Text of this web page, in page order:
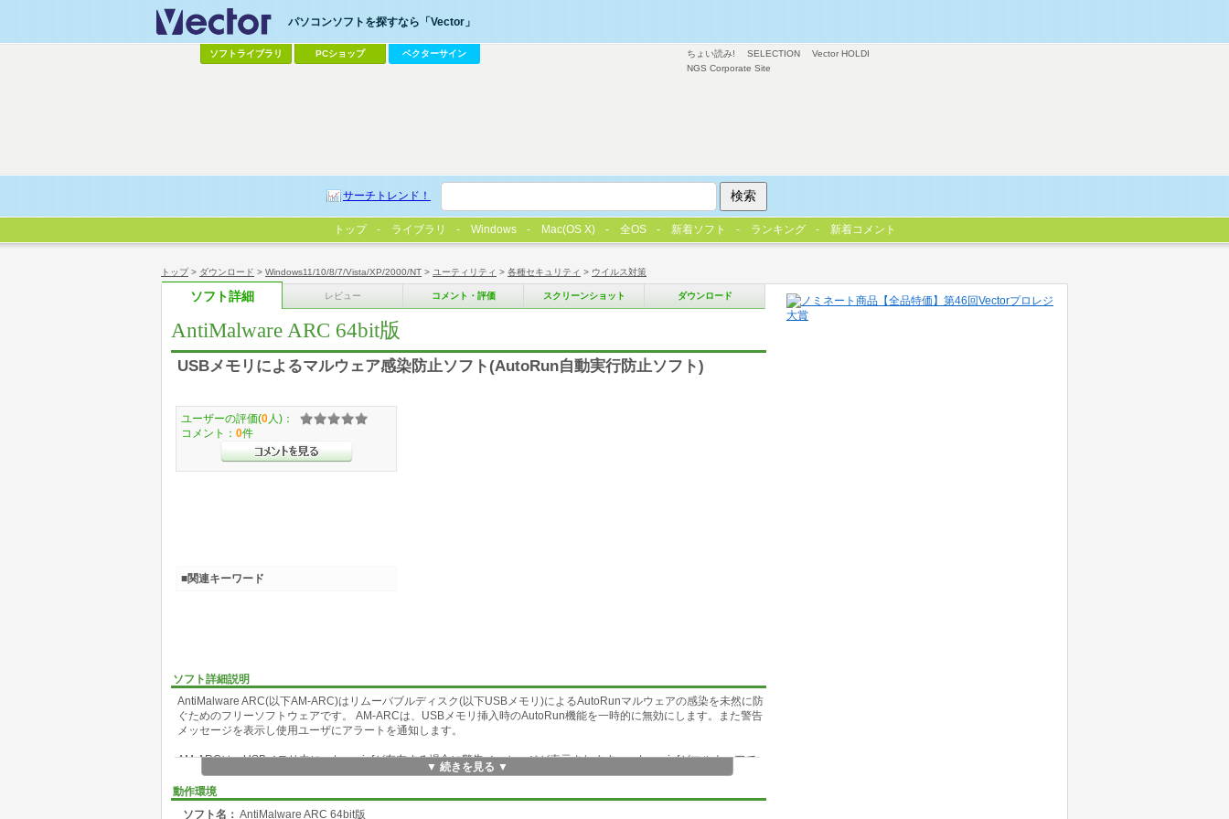
トップ> ダウンロード > Windows11/10/8/7/Vista/XP/2000/NT > ユーティリティ > 各種セキュリティ > ウイルス対策
ソフト詳細 レビュー コメント・評価 スクリーンショット ダウンロード
AntiMalware ARC 64bit版
USBメモリによるマルウェア感染防止ソフト(AutoRun自動実行防止ソフト)
ソフト詳細説明
AntiMalware ARC(以下AM-ARC)はリムーバブルディスク(以下USBメモリ)によるAutoRunマルウェアの感染を未然に防
ぐためのフリーソフトウェアです。 AM-ARCは、USBメモリ挿入時のAutoRun機能を一時的に無効にします。また警告
メッセージを表示し使用ユーザにアラートを通知します。
AM-ARCは、USBメモリ内にautorun.infが存在する場合に警告メッセージが表示されます。autorun.infがマルウェアで
あるかのチェックは行いません。
※本ソフトウェアはフリーツールです。サポートは対象外になります。
▼ 続きを見る ▼
動作環境
ソフト名： AntiMalware ARC 64bit版
ユーザーの評価(0 人)：
コメント： 0件
■関連キーワード
ちょい読み! SELECTION
Vector HOLDI
NGS Corporate Site
パソコンソフトを探すなら「Vector」
ソフトライブラリ PCショップ ベクターサイン
サーチトレンド！
トップ ライブラリ Windows Mac(OS X) 全OS 新着ソフト ランキング 新着コメント